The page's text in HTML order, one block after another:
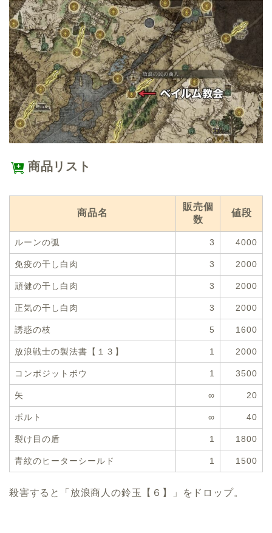
商品リスト
商品名
販売個
数
値段
ルーンの弧 3 4000
免疫の干し白肉 3 2000
頑健の干し白肉 3 2000
正気の干し白肉 3 2000
誘惑の枝 5 1600
放浪戦士の製法書【１３】 1 2000
コンポジットボウ 1 3500
矢 ∞ 20
ボルト ∞ 40
裂け目の盾 1 1800
青紋のヒーターシールド 1 1500
殺害すると「放浪商人の鈴玉【６】」をドロップ。